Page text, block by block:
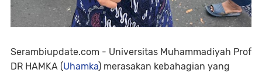
Serambiupdate.com - Universitas Muhammadiyah Prof
DR HAMKA (Uhamka) merasakan kebahagian yang